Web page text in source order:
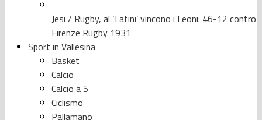
Jesi / Rugby, al ‘Latini’ vincono i Leoni: 46-12 contro
Firenze Rugby 1931
Sport in Vallesina
Basket
Calcio
Calcio a 5
Ciclismo
Pallamano